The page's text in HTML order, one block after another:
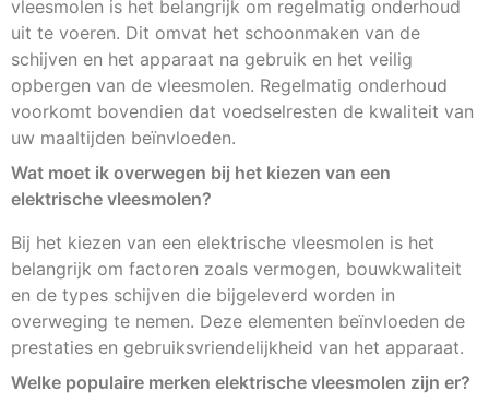
vleesmolen is het belangrijk om regelmatig onderhoud
uit te voeren. Dit omvat het schoonmaken van de
schijven en het apparaat na gebruik en het veilig
opbergen van de vleesmolen. Regelmatig onderhoud
voorkomt bovendien dat voedselresten de kwaliteit van
uw maaltijden beïnvloeden.
Wat moet ik overwegen bij het kiezen van een
elektrische vleesmolen?
Bij het kiezen van een elektrische vleesmolen is het
belangrijk om factoren zoals vermogen, bouwkwaliteit
en de types schijven die bijgeleverd worden in
overweging te nemen. Deze elementen beïnvloeden de
prestaties en gebruiksvriendelijkheid van het apparaat.
Welke populaire merken elektrische vleesmolen zijn er?